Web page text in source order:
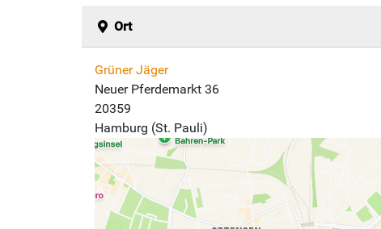
Ort
Grüner Jäger
Neuer Pferdemarkt 36
20359
Hamburg (St. Pauli)